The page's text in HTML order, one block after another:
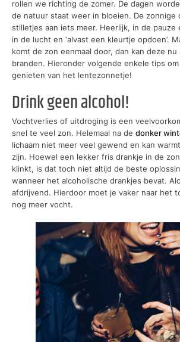
rollen we richting de zomer. De dagen
de natuur staat weer in bloeien. De zonnige
stilletjes aan iets meer. Heerlijk, in de pauze
in de lucht en ‘alvast een kleurtje opdoen’.
komt de zon eenmaal door, dan kan deze nu
branden. Hieronder volgende enkele tips
genieten van het lentezonnetje!
Drink geen alcohol!
Vochtverlies of uitdroging is een
snel te veel zon. Helemaal na de donker
lichaam niet meer veel gewend en kan
zijn. Hoewel een lekker fris drankje in de
klinkt, is dat toch niet altijd de beste
wanneer het alcoholische drankjes bevat.
afdrijvend. Hierdoor moet je vaker naar het
nog meer vocht.